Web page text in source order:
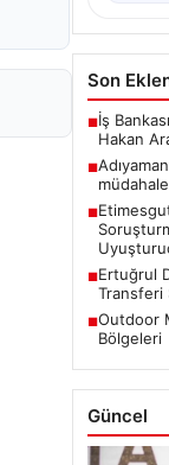
Son
■İş
Hakan
■
■
■Ertuğrul
Transferi
■Outdoor
Bölgeleri
Güncel